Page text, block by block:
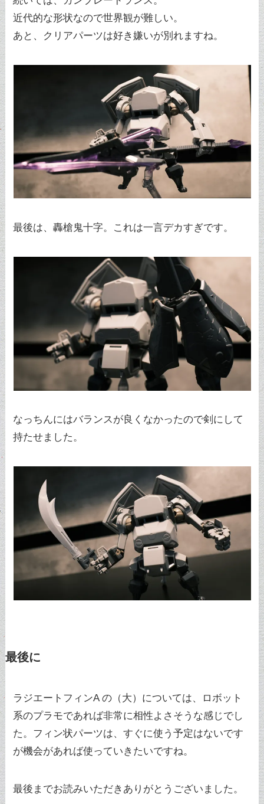
近代的な形状なので世界観が難しい。
あと、クリアパーツは好き嫌いが別れますね。
最後は、轟槍鬼十字。これは一言デカすぎです。
なっちんにはバランスが良くなかったので剣にして
持たせました。
最後に
ラジエートフィンA の（大）については、ロボット
系のプラモであれば非常に相性よさそうな感じでし
た。フィン状パーツは、すぐに使う予定はないです
が機会があれば使っていきたいですね。
最後までお読みいただきありがとうございました。